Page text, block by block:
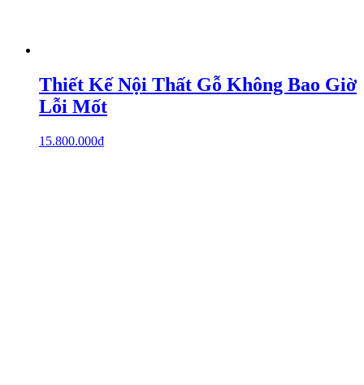
Thiết Kế Nội Thất Gỗ Không Bao Giờ
Lỗi Mốt
15.800.000₫